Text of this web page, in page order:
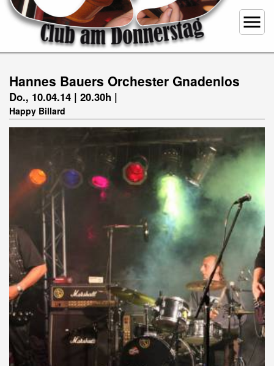
menu
Hannes Bauers Orchester Gnadenlos
Do., 10.04.14 | 20.30h |
Happy Billard